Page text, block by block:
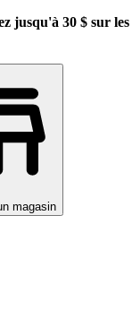
jusqu'à 30 $ sur
magasin